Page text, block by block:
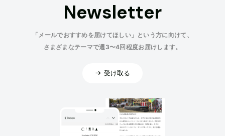
Newsletter
「メールでおすすめを届けてほしい」という方に向けて、
さまざまなテーマで週3〜4回程度お届けします。
受け取る